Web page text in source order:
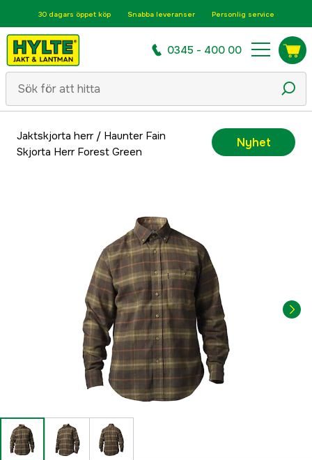
30 dagars öppet köp Snabba leveranser Personlig service
0345 - 400 00
Jaktskjorta herr/ Haunter Fain
Skjorta Herr Forest Green
Nyhet